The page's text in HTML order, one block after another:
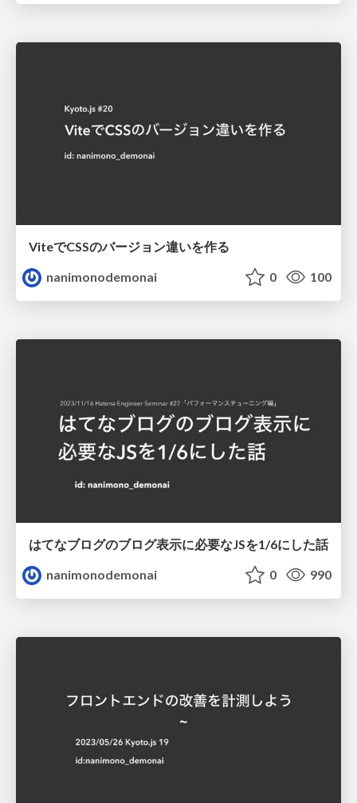
ViteでCSSのバージョン違いを作る
nanimonodemonai
0 100
はてなブログのブログ表示に必要なJSを1/6にした話
nanimonodemonai
0 990